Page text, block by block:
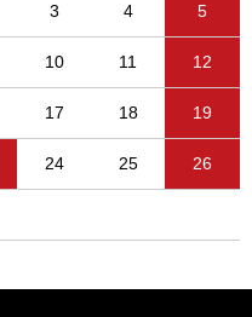
3 4 5
10 11 12
17 18 19
24 25 26